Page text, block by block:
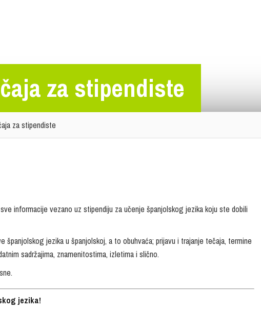
za stipendiste
za stipendiste
informacije vezano uz stipendiju za učenje španjolskog jezika koju ste dobili
jezika u španjolskoj, a to obuhvaća; prijavu i trajanje tečaja, termine
sadržajima, znamenitostima, izletima i slično.
jezika!